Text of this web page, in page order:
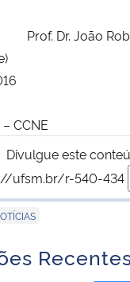
Roberto
CCNE
Divulgue este
ufsm.br/r-540-434